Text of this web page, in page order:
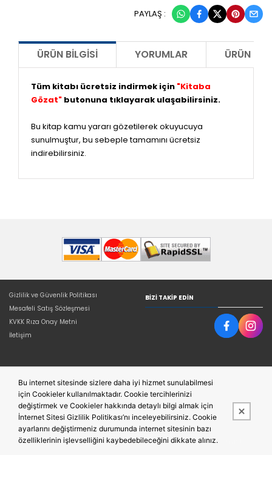
PAYLAŞ :
ÜRÜN BILGISI YORUMLAR ÜRÜN
Tüm kitabı ücretsiz indirmek için "Kitaba
Gözat" butonuna tıklayarak ulaşabilirsiniz.
Bu kitap kamu yararı gözetilerek okuyucuya
sunulmuştur, bu sebeple tamamını ücretsiz
indirebilirsiniz.
Gizlilik ve Güvenlik Politikası
Mesafeli Satış Sözleşmesi
KVKK Rıza Onay Metni
İletişim
BIZI TAKIP EDIN
Bu site,PobolEti®Entegre E-ticaret Sistemi ile hazırlanmıştır.
Bu internet sitesinde sizlere daha iyi hizmet sunulabilmesi
için Cookieler kullanılmaktadır. Cookie tercihlerinizi
değiştirmek ve Cookieler hakkında detaylı bilgi almak için
İnternet Sitesi Gizlilik Politikası’nı inceleyebilirsiniz. Cookie
ayarlarını değiştirmeniz durumunda internet sitesinin bazı
özelliklerinin işlevselliğini kaybedebileceğini dikkate alınız.